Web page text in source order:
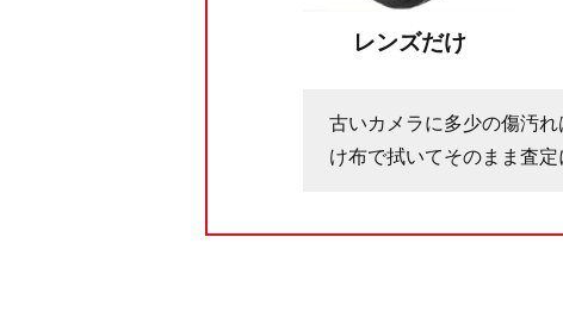
レンズだけ
古いカメラに多少の傷汚
け布で拭いてそのまま査定